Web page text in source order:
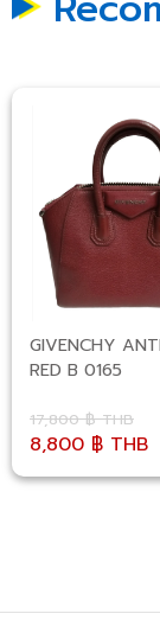
GIVENCHY
RED B 0165
17,800 ฿ THB
8,800 ฿ THB